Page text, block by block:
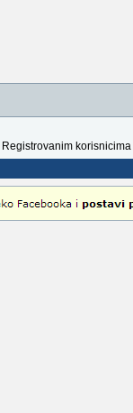
Registrovanim